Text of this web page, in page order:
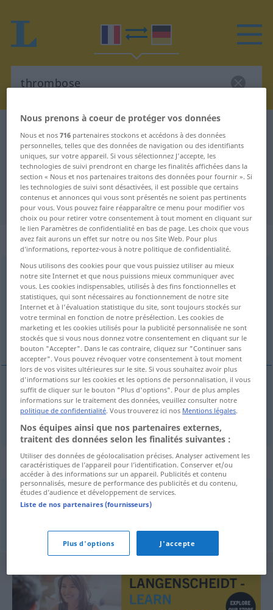
Traduction Français-Allemand de
"thrombose"
"thrombose" - traduction Allemand
„thrombose“: féminin
thrombose [tʀõboz]f
Vue d'ensemble de toutes les traductions
(Pour plus d'informations, cliquez sur/touchez la traduction)
Thrombose
Thrombosef thrombose
Synonymes de "thrombose"
embolie,congestion,phlébite,inflammation
© myThes Dicollecte
Nous prenons à coeur de protéger vos données
Nous et nos716 partenaires stockons et accédons à des données
personnelles, telles que des données de navigation ou des identifiants
uniques, sur votre appareil. Si vous sélectionnez J'accepte, les
technologies de suivi prendront en charge les finalités affichées dans la
section « Nous et nos partenaires traitons des données pour fournir ». Si
les technologies de suivi sont désactivées, il est possible que certains
contenus et annonces qui vous sont présentés ne soient pas pertinents
pour vous. Vous pouvez faire réapparaître ce menu pour modifier vos
choix ou pour retirer votre consentement à tout moment en cliquant sur
le lien Paramètres de confidentialité en bas de page. Les choix que vous
avez fait aurons un effet sur notre ou nos Site Web. Pour plus
d’informations, reportez-vous à notre politique de confidentialité.
Nous utilisons des cookies pour que vous puissiez utiliser au mieux
notre site Internet et que nous puissions mieux communiquer avec
vous. Les cookies indispensables, utilisés à des fins fonctionnelles et
statistiques, qui sont nécessaires au fonctionnement de notre site
Internet et à l'évaluation statistique du site, sont toujours stockés sur
votre terminal en fonction de notre présélection. Les cookies de
marketing et les cookies utilisés pour la publicité personnalisée ne sont
stockés que si vous nous donnez votre consentement en cliquant sur le
bouton "Accepter". Dans le cas contraire, cliquez sur "Continuer sans
accepter". Vous pouvez révoquer votre consentement à tout moment
lors de vos visites ultérieures sur le site. Si vous souhaitez avoir plus
d'informations sur les cookies et les options de personnalisation, il vous
suffit de cliquer sur le bouton "Plus d'options". Pour de plus amples
informations sur le traitement des données, veuillez consulter notre
politique de confidentialité. Vous trouverez ici nos Mentions légales.
Nos équipes ainsi que nos partenaires externes,
traitent des données selon les finalités suivantes :
Utiliser des données de géolocalisation précises. Analyser activement les
caractéristiques de l’appareil pour l’identification. Conserver et/ou
accéder à des informations sur un appareil. Publicités et contenu
personnalisés, mesure de performance des publicités et du contenu,
études d’audience et développement de services.
Liste de nos partenaires (fournisseurs)
Plus d'options J'accepte